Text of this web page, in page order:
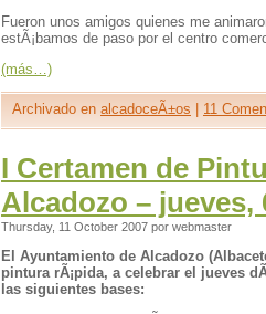
Fueron unos amigos quienes me
estÃ¡bamos de paso por el centro
(más…)
Archivado en alcadoceÃ±os 11
I Certamen de
Alcadozo – jueves,
Thursday, 11 October 2007 por webmaster
El Ayuntamiento de Alcadozo
pintura rÃ¡pida, a celebrar el jueves
las siguientes bases: